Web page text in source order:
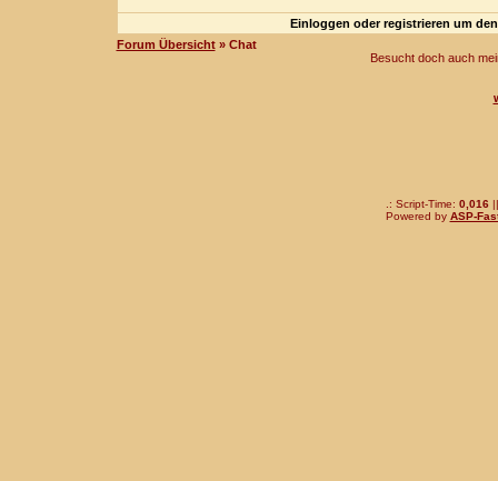
Einloggen oder registrieren um
Forum Übersicht» Chat
Besucht doch auch
.: Script-Time: 0,016||
Powered by ASP-